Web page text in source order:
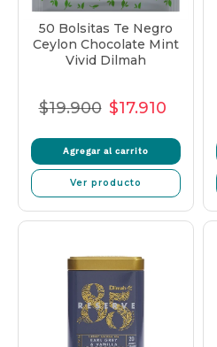
50 Bolsitas Te Negro
Ceylon Chocolate Mint
Vivid Dilmah
Precio
$19.900 Precio
venta
$17.910
Agregar al carrito
Ver producto